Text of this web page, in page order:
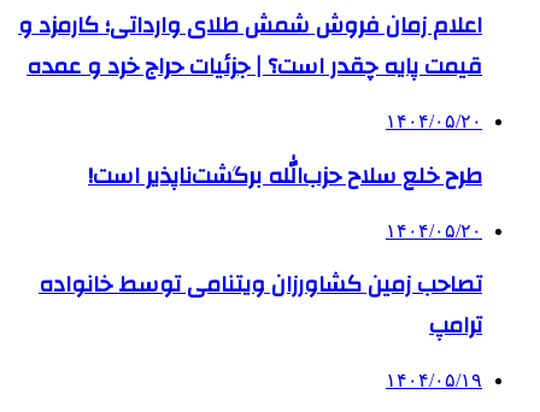
اعلام زمان فروش شمش طلای وارداتی؛ کارمزد و
قیمت پایه چقدر است؟ | جزئیات حراج خرد و عمده
۱۴۰۴/۰۵/۲۰
طرح خلع سلاح حزب‌الله برگشت‌ناپذیر است!
۱۴۰۴/۰۵/۲۰
تصاحب زمین کشاورزان ویتنامی توسط خانواده
ترامپ
۱۴۰۴/۰۵/۱۹